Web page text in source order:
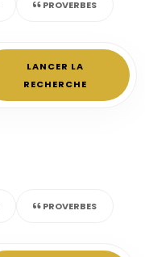
PROVERBES
LANCER LA
RECHERCHE
PROVERBES